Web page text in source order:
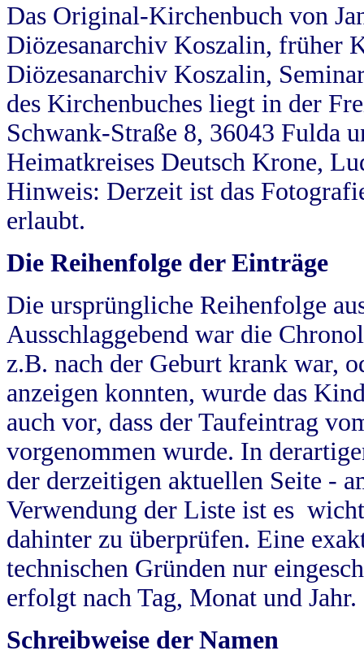
Das Original-Kirchenbuch von
Diözesanarchiv Koszalin, früher
Diözesanarchiv Koszalin,
des Kirchenbuches liegt in der
Schwank-Straße 8, 36043 Fulda
Heimatkreises Deutsch Krone,
Hinweis: Derzeit ist das
erlaubt.
Die Reihenfolge der Einträge
Die ursprüngliche Reihenfolge
Ausschlaggebend war die
z.B. nach der Geburt krank war,
anzeigen konnten, wurde das
auch vor, dass der Taufeintrag
vorgenommen wurde. In
der derzeitigen aktuellen Seite -
Verwendung der Liste ist es
dahinter zu überprüfen. Eine
technischen Gründen nur
erfolgt nach Tag, Monat und Jahr.
Schreibweise der Namen